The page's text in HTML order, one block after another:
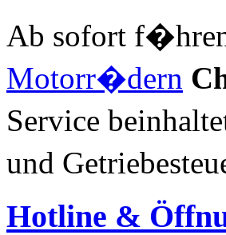
Ab sofort
Motorr�dern
Service
und
Hotline &